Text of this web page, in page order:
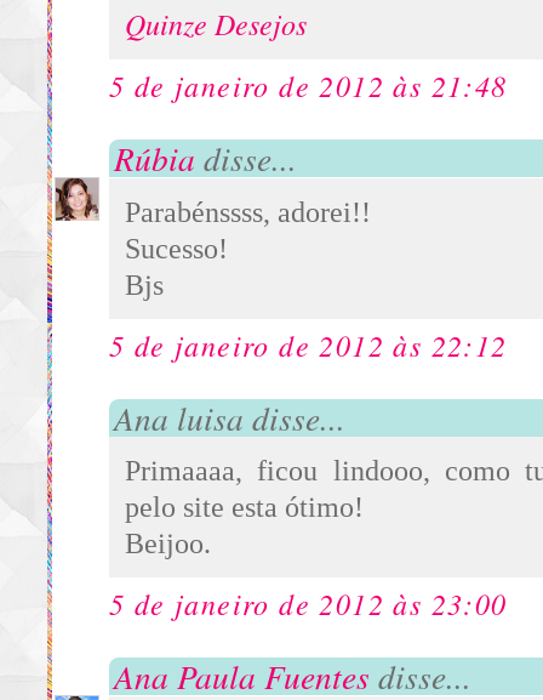
Quinze Desejos
5 de janeiro de 2012 às 21:48
Rúbia disse...
Parabénssss, adorei!!
Sucesso!
Bjs
5 de janeiro de 2012 às 22:12
Ana luisa disse...
Primaaaa, ficou lindooo, como
pelo site esta ótimo!
Beijoo.
5 de janeiro de 2012 às 23:00
Ana Paula Fuentes disse...